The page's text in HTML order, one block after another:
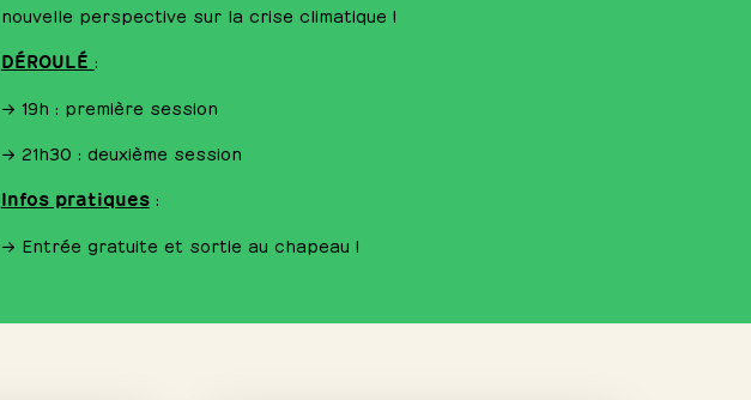
nouvelle perspective sur la crise climatique !
DÉROULÉ :
→ 19h : première session
→ 21h30 : deuxième session
Infos pratiques:
→ Entrée gratuite et sortie au chapeau !